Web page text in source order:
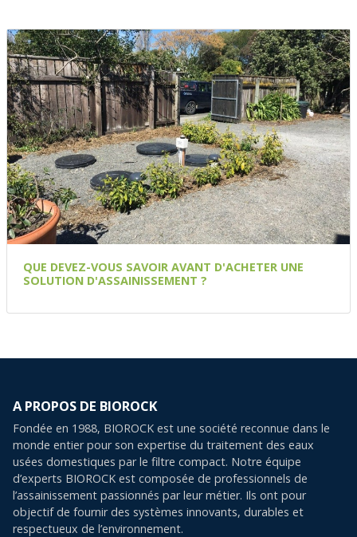
QUE DEVEZ-VOUS SAVOIR AVANT D'ACHETER UNE
SOLUTION D'ASSAINISSEMENT ?
A PROPOS DE BIOROCK
Fondée en 1988, BIOROCK est une société reconnue dans le
monde entier pour son expertise du traitement des eaux
usées domestiques par le filtre compact. Notre équipe
d’experts BIOROCK est composée de professionnels de
l’assainissement passionnés par leur métier. Ils ont pour
objectif de fournir des systèmes innovants, durables et
respectueux de l’environnement.